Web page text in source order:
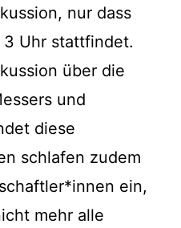
nur dass
Uhr stattfindet.
über die
und
diese
schlafen zudem
ein,
mehr alle